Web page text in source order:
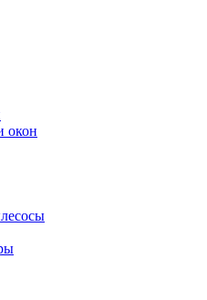
окон